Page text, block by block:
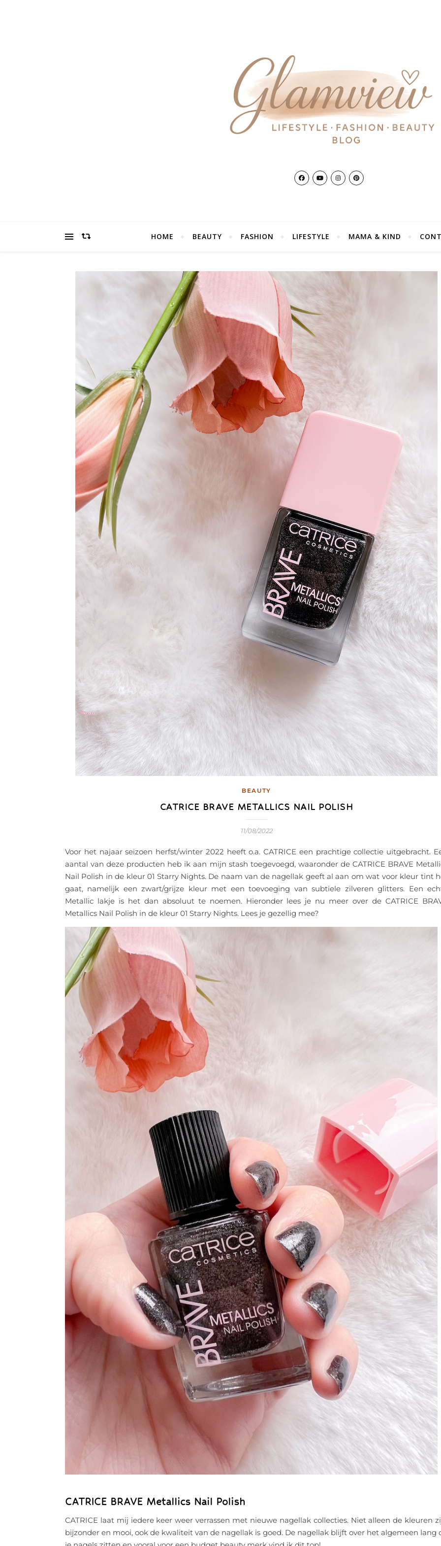
HOME BEAUTY FASHION LIFESTYLE MAMA & KIND
BEAUTY
CATRICE BRAVE METALLICS NAIL POLISH
11/08/2022
Voor het najaar seizoen herfst/winter 2022 heeft o.a. CATRICE een prachtige collectie uitgebracht.
aantal van deze producten heb ik aan mijn stash toegevoegd, waaronder de CATRICE BRAVE
Nail Polish in de kleur 01 Starry Nights. De naam van de nagellak geeft al aan om wat voor kleur tint
gaat, namelijk een zwart/grijze kleur met een toevoeging van subtiele zilveren glitters. Een
Metallic lakje is het dan absoluut te noemen. Hieronder lees je nu meer over de CATRICE
Metallics Nail Polish in de kleur 01 Starry Nights. Lees je gezellig mee?
CATRICE BRAVE Metallics Nail Polish
CATRICE laat mij iedere keer weer verrassen met nieuwe nagellak collecties. Niet alleen de kleuren
bijzonder en mooi, ook de kwaliteit van de nagellak is goed. De nagellak blijft over het algemeen lang